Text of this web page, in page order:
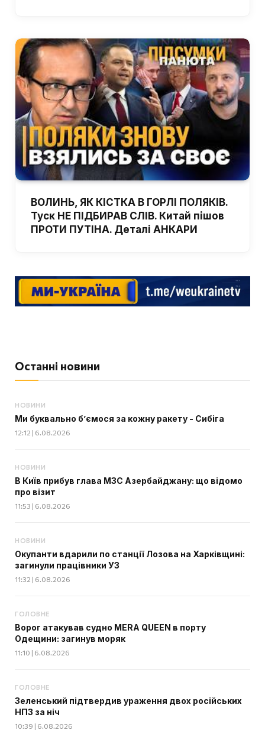
ВОЛИНЬ, ЯК КІСТКА В ГОРЛІ ПОЛЯКІВ.
Туск НЕ ПІДБИРАВ СЛІВ. Китай пішов
ПРОТИ ПУТІНА. Деталі АНКАРИ
Останні новини
НОВИНИ
Ми буквально б’ємося за кожну ракету - Сибіга
12:12 | 6.08.2026
НОВИНИ
В Київ прибув глава МЗС Азербайджану: що відомо
про візит
11:53 | 6.08.2026
НОВИНИ
Окупанти вдарили по станції Лозова на Харківщині:
загинули працівники УЗ
11:32 | 6.08.2026
ГОЛОВНЕ
Ворог атакував судно MERA QUEEN в порту
Одещини: загинув моряк
11:10 | 6.08.2026
ГОЛОВНЕ
Зеленський підтвердив ураження двох російських
НПЗ за ніч
10:39 | 6.08.2026